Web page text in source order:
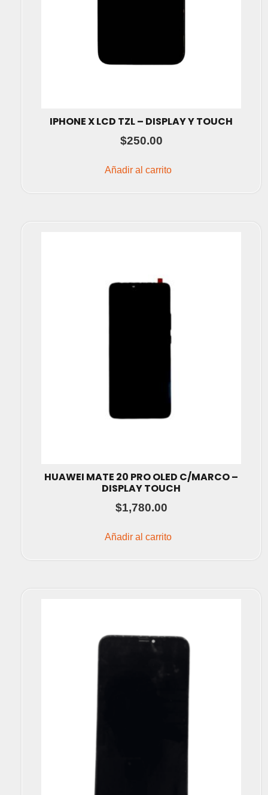
IPHONE X LCD TZL – DISPLAY Y TOUCH
$250.00
Añadir al carrito
HUAWEI MATE 20 PRO OLED C/MARCO –
DISPLAY TOUCH
$1,780.00
Añadir al carrito